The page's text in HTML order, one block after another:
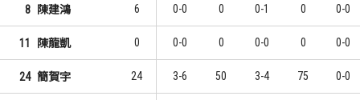
8 陳建鴻 6 0-0 0 0-1 0 0-0
11 陳龍凱 0 0-0 0 0-0 0 0-0
24 簡賀宇 24 3-6 50 3-4 75 0-0